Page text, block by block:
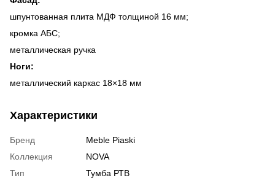
шпунтованная плита МДФ толщиной 16 мм;
кромка АБС;
металлическая ручка
Ноги:
металлический каркас 18×18 мм
Характеристики
Бренд
Meble Piaski
Коллекция
NOVA
Тип
Тумба РТВ